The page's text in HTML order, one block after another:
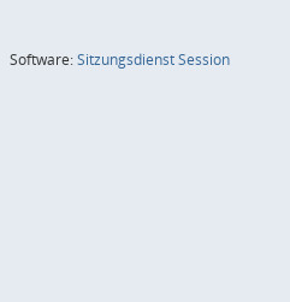
Software:SitzungsdienstSession(Wird in